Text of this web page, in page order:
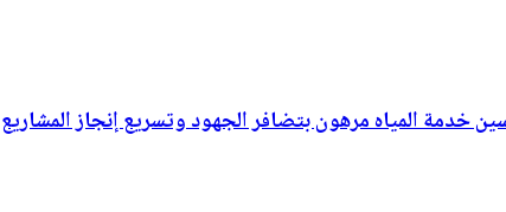
خدمة المياه مرهون بتضافر الجهود وتسريع إنجاز المشاريع